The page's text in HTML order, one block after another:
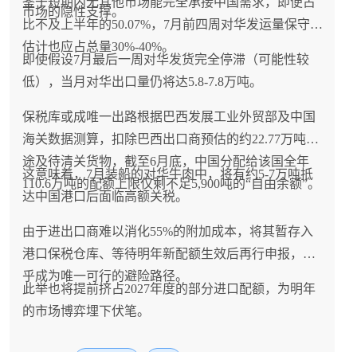
市场的隐性支撑。
比不及上半年的50.07%，7月前四周对华发运量保守
估计也应占总量30%-40%。
即使假设7月最后一周对华发货完全停滞（可能性较
低），当月对华出口量仍将达5.8-7.8万吨。
保税库或成唯一出路根据巴西发展工业外贸部及中国
海关数据测算，扣除巴西出口商预估的约22.77万吨在
途及待清关货物，截至6月底，中国分配给该国全年
110.6万吨的配额上限仅剩不足5,900吨的“自由余额”。
这意味着，7月装船的对华牛肉中，将有约5-7万吨抵
达中国港口后面临高额关税。
由于进出口商难以消化55%的附加成本，将其暂存入
港口保税仓库、等待明年新配额生效后再行申报，几
乎成为唯一可行的避险路径。
此举也将提前挤占2027年度的部分进口配额，为明年
的市场博弈埋下伏笔。